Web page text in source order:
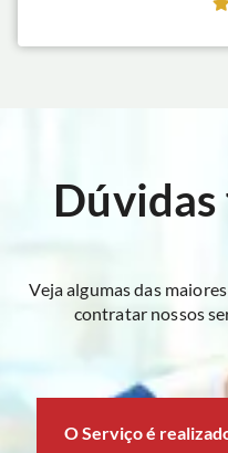
Veja algumas das
contratar nossos
O Serviço é